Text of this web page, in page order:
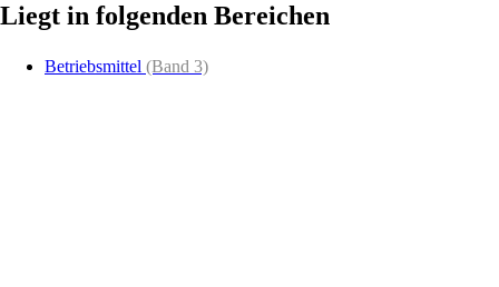
Liegt in folgenden Bereichen
Betriebsmittel (Band 3)